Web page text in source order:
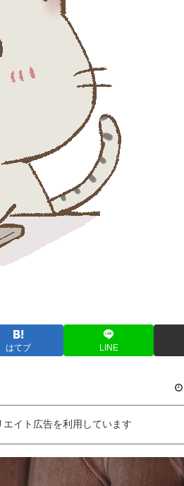
はてブ LINE
イト広告を利用しています